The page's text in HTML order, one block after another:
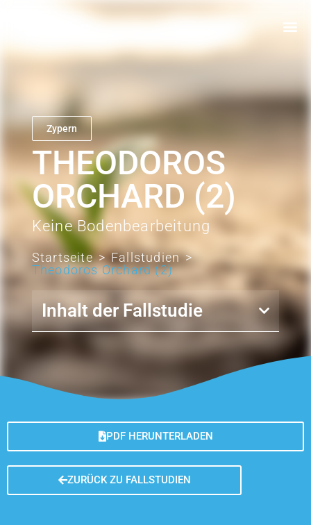
Zypern
THEODOROS
ORCHARD (2)
Keine Bodenbearbeitung
Startseite > Fallstudien >
Theodoros Orchard (2)
Inhalt der Fallstudie
PDF HERUNTERLADEN
ZURÜCK ZU FALLSTUDIEN